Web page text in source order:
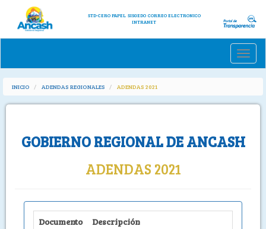
STD-CERO PAPEL SISGEDO CORREO ELECTRONICO
INTRANET
Toggle
INICIO ADENDAS REGIONALES ADENDAS 2021
GOBIERNO REGIONAL DE ANCASH
ADENDAS 2021
Documento
Descripción